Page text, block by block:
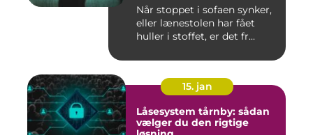
Når stoppet i sofaen synker,
eller lænestolen har fået
huller i stoffet, er det fr...
15. jan
Låsesystem tårnby: sådan
vælger du den rigtige